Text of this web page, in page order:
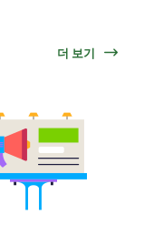
더 보기